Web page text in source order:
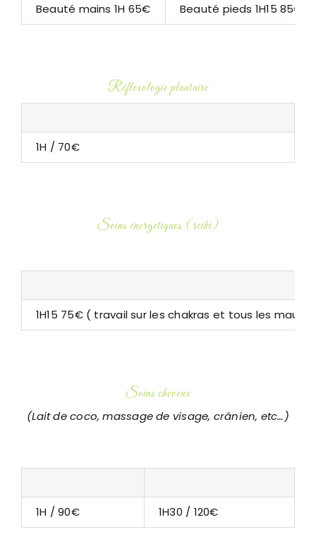
Beauté mains 1H 65€ Beauté pieds 1H15 85€
Réflexologie plantaire
1H / 70€
Soins énergetiques (reiki)
1H15 75€ ( travail sur les chakras et tous les
Soins cheveux
(Lait de coco, massage de visage, crânien, etc…)
1H / 90€ 1H30 / 120€